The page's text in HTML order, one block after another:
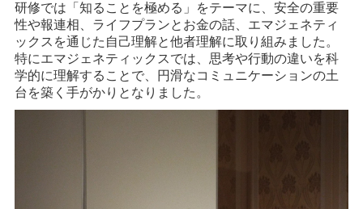
研修では「知ることを極める」をテーマに、安全の重要
性や報連相、ライフプランとお金の話、エマジェネティ
ックスを通じた自己理解と他者理解に取り組みました。
特にエマジェネティックスでは、思考や行動の違いを科
学的に理解することで、円滑なコミュニケーションの土
台を築く手がかりとなりました。